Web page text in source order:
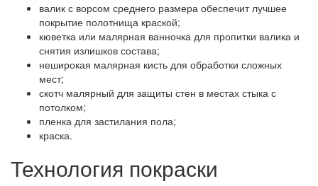
валик с ворсом среднего размера обеспечит лучшее
покрытие полотнища краской;
кюветка или малярная ванночка для пропитки валика и
снятия излишков состава;
неширокая малярная кисть для обработки сложных
мест;
скотч малярный для защиты стен в местах стыка с
потолком;
пленка для застилания пола;
краска.
Технология покраски